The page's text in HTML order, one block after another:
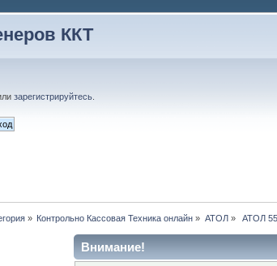
ККТ
зарегистрируйтесь.
» Контрольно Кассовая Техника онлайн » АТОЛ» АТОЛ
Внимание!